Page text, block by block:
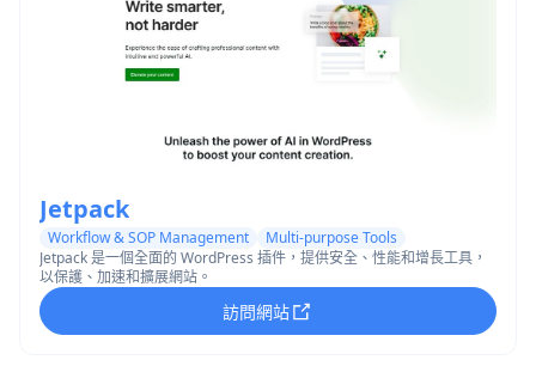
Jetpack
Workflow & SOP Management
Multi-purpose Tools
Jetpack 是一個全面的 WordPress 插件，提供安全、性能和增長工具，
以保護、加速和擴展網站。
訪問網站